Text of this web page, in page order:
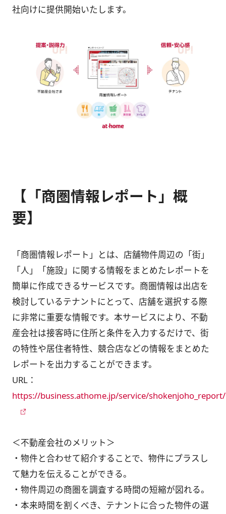
社向けに提供開始いたします。
【「商圏情報レポート」概
要】
「商圏情報レポート」とは、店舗物件周辺の「街」
「人」「施設」に関する情報をまとめたレポートを
簡単に作成できるサービスです。商圏情報は出店を
検討しているテナントにとって、店舗を選択する際
に非常に重要な情報です。本サービスにより、不動
産会社は接客時に住所と条件を入力するだけで、街
の特性や居住者特性、競合店などの情報をまとめた
レポートを出力することができます。
URL：
https://business.athome.jp/service/shokenjoho_report/
＜不動産会社のメリット＞
・物件と合わせて紹介することで、物件にプラスし
て魅力を伝えることができる。
・物件周辺の商圏を調査する時間の短縮が図れる。
・本来時間を割くべき、テナントに合った物件の選